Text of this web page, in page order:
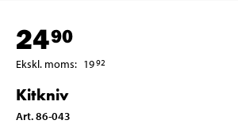
2490
Ekskl. moms: 1992
Kitkniv
Art.86-043